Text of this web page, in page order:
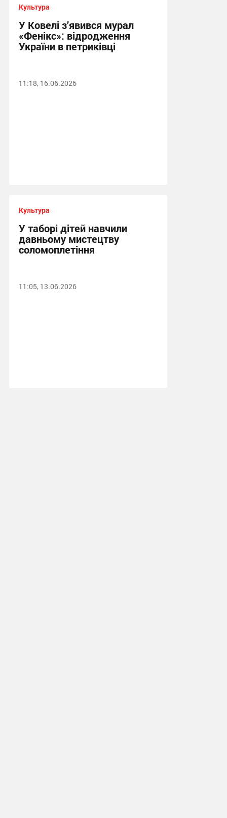
Культура
У Ковелі з’явився мурал
«Фенікс»: відродження
України в петриківці
11:18, 16.06.2026
Культура
У таборі дітей навчили
давньому мистецтву
соломоплетіння
11:05, 13.06.2026